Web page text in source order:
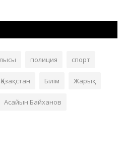
полиция спорт
Қазақстан Білім Жарық
Асайын Байханов